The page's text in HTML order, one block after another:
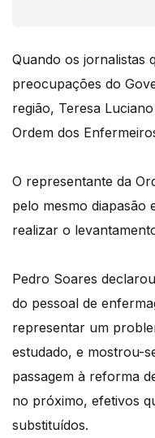
Quando os jornalistas
preocupações do
região, Teresa
Ordem dos
O representante da
pelo mesmo diapasão
realizar o
Pedro Soares
do pessoal de
representar um
estudado, e mostrou-
passagem à reforma
no próximo, efetivos
substituídos.